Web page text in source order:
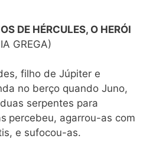
DE HÉRCULES, O HERÓI
GREGA)
filho de Júpiter e
no berço quando Juno,
serpentes para
percebeu, agarrou-as com
e sufocou-as.